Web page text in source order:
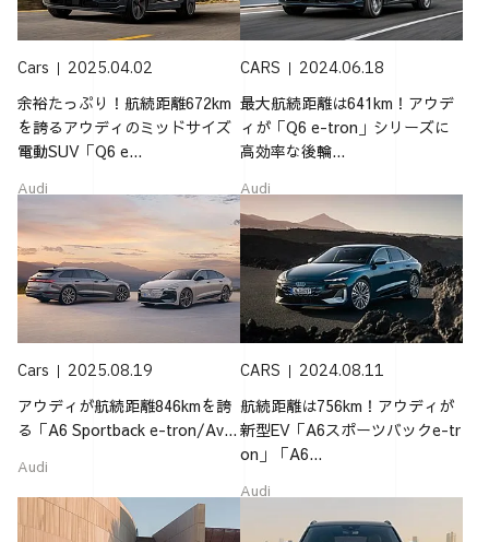
Cars 2025.04.02
余裕たっぷり！航続距離672km
を誇るアウディのミッドサイズ
電動SUV「Q6 e...
Audi
CARS 2024.06.18
最大航続距離は641km！アウデ
ィが「Q6 e-tron」シリーズに
高効率な後輪...
Audi
Cars 2025.08.19
アウディが航続距離846kmを誇
る「A6 Sportback e-tron/Av...
Audi
CARS 2024.08.11
航続距離は756km！アウディが
新型EV「A6スポーツバックe-tr
on」「A6...
Audi